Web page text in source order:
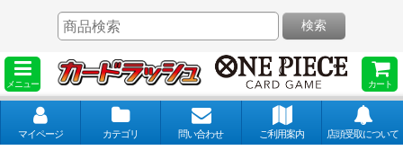
メニュー カート
検索
マイページ カテゴリ 問い合わせ ご利用案内 店頭受取について